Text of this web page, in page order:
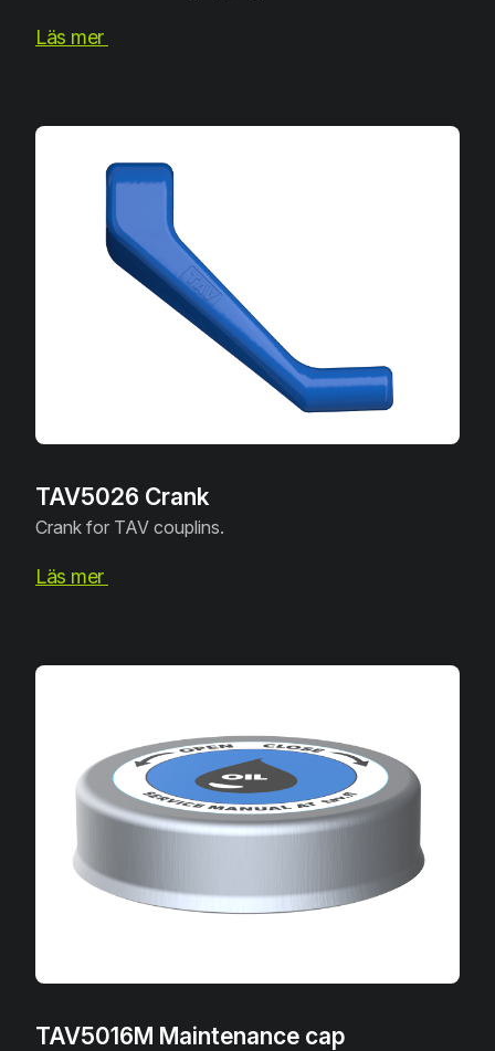
Läs mer
TAV5026 Crank
Crank for TAV couplins.
Läs mer
TAV5016M Maintenance cap